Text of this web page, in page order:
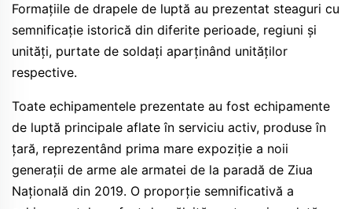
Formațiile de drapele de luptă au prezentat steaguri cu
semnificație istorică din diferite perioade, regiuni și
unități, purtate de soldați aparținând unităților
respective.
Toate echipamentele prezentate au fost echipamente
de luptă principale aflate în serviciu activ, produse în
țară, reprezentând prima mare expoziție a noii
generații de arme ale armatei de la paradă de Ziua
Națională din 2019. O proporție semnificativă a